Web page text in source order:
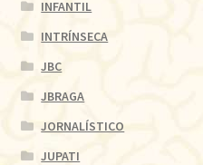
INFANTIL
INTRÍNSECA
JBC
JBRAGA
JORNALÍSTICO
JUPATI